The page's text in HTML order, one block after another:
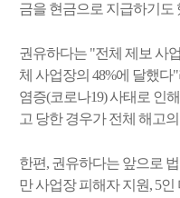
금을 현금으로 지급하기도
권유하다는 "전체 제보 사
체 사업장의 48%에 달했
염증(코로나19) 사태로 인
고 당한 경우가 전체 해고
한편, 권유하다는 앞으로
만 사업장 피해자 지원, 5